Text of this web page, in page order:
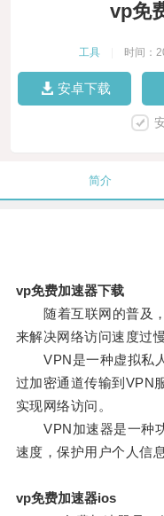
vp免
工具 时间：
安卓下载
简介
vp免费加速器下载
随着互联网的普及，
来解决网络访问速度过
VPN是一种虚拟私人
过加密通道传输到VPN
实现网络访问。
VPN加速器是一种功
速度，保护用户个人信
vp免费加速器ios